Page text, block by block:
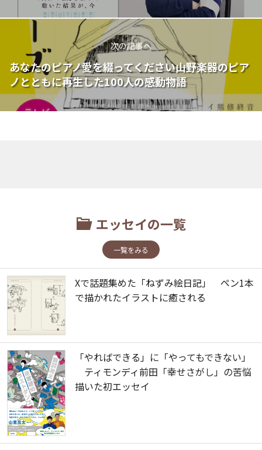
次の記事へ
あなたのピアノ愛を綴ってください――山野楽器のピア
ノとともに再生した100人の感動物語
エッセイの一覧
一覧をみる
Xで話題集めた「ねずみ絵日記」 ペン1本
で描かれたイラストに癒される
「やればできる」に「やってもできない」
ティモンディ前田「幸せさがし」の苦悩
描いた初エッセイ